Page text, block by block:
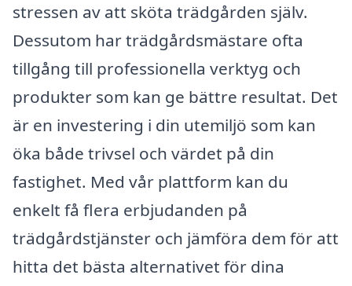
stressen av att sköta trädgården själv.
Dessutom har trädgårdsmästare ofta
tillgång till professionella verktyg och
produkter som kan ge bättre resultat. Det
är en investering i din utemiljö som kan
öka både trivsel och värdet på din
fastighet. Med vår plattform kan du
enkelt få flera erbjudanden på
trädgårdstjänster och jämföra dem för att
hitta det bästa alternativet för dina